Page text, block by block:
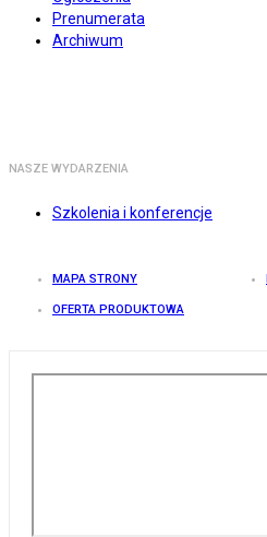
Prenumerata
Archiwum
NASZE WYDARZENIA
Szkolenia i konferencje
MAPA STRONY
OFERTA PRODUKTOWA